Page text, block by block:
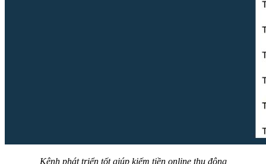
Kênh phát triển tốt giúp kiếm tiền online thụ động